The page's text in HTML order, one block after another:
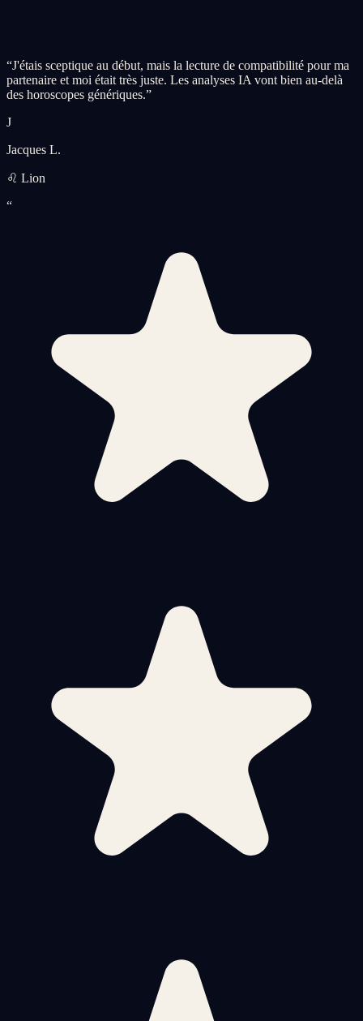
“J'étais sceptique au début, mais la lecture de compatibilité pour ma
partenaire et moi était très juste. Les analyses IA vont bien au-delà
des horoscopes génériques.”
J
Jacques L.
♌ Lion
“